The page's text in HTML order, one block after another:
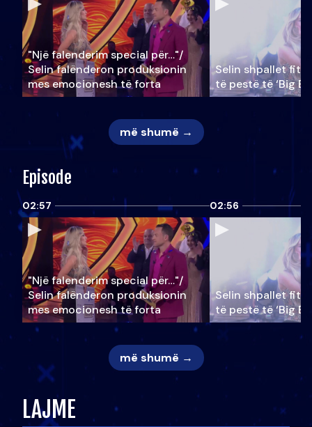
"Një falenderim special për…"/
Selin falënderon produksionin
mes emocionesh të forta
Selin shpallet
të pestë të ‘Big
më shumë →
Episode
02:57
"Një falenderim special për…"/
Selin falënderon produksionin
mes emocionesh të forta
02:56
Selin shpallet
të pestë të ‘Big
më shumë →
LAJME